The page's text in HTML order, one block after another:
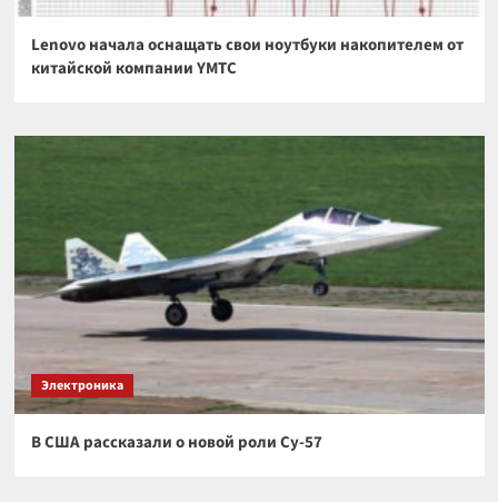
Lenovo начала оснащать свои ноутбуки накопителем от
китайской компании YMTC
Электроника
В США рассказали о новой роли Су-57